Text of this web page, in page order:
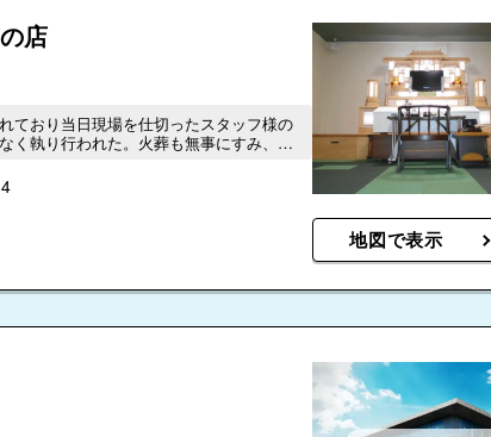
店
ており当日現場を仕切ったスタッフ様の
く執り行われた。火葬も無事にすみ、ほ
地図で表示